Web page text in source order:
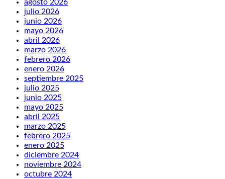
agosto 2026
julio 2026
junio 2026
mayo 2026
abril 2026
marzo 2026
febrero 2026
enero 2026
septiembre 2025
julio 2025
junio 2025
mayo 2025
abril 2025
marzo 2025
febrero 2025
enero 2025
diciembre 2024
noviembre 2024
octubre 2024